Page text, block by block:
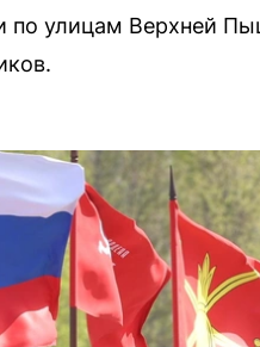
по улицам Верхней